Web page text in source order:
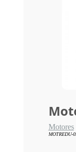
Motores
MOTREDU-